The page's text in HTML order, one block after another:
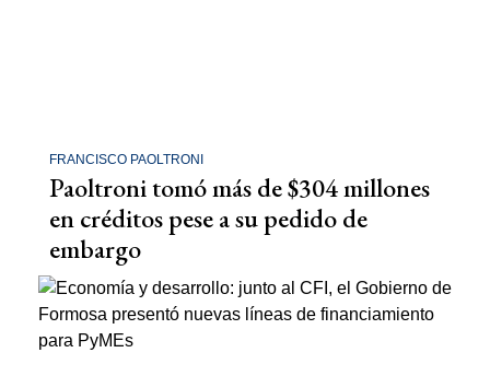
FRANCISCO PAOLTRONI
Paoltroni tomó más de $304 millones
en créditos pese a su pedido de
embargo